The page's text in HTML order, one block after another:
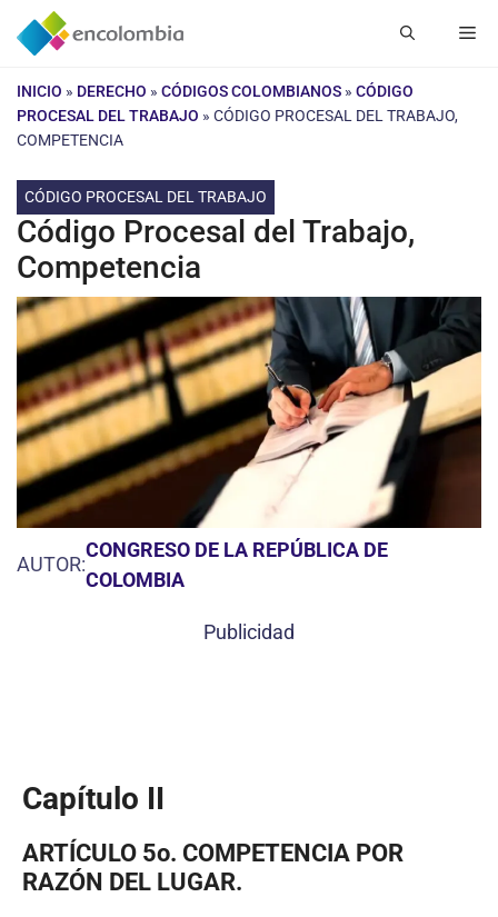
Saltar
INICIO » DERECHO » CÓDIGOS COLOMBIANOS » CÓDIGO
PROCESAL DEL TRABAJO » CÓDIGO PROCESAL DEL TRABAJO,
COMPETENCIA
CÓDIGO PROCESAL DEL TRABAJO
Código Procesal del Trabajo,
Competencia
AUTOR:
CONGRESO DE LA REPÚBLICA DE
COLOMBIA
Publicidad
Capítulo II
ARTÍCULO 5o. COMPETENCIA POR
RAZÓN DEL LUGAR.